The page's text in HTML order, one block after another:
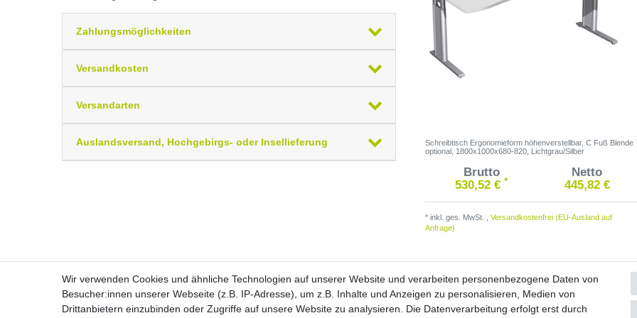
Zahlungsmöglichkeiten
Versandkosten
Versandarten
Auslandsversand, Hochgebirgs- oder Insellieferung
Schreibtisch Ergonomieform höhenverstellbar, C Fuß Blende
optional, 1800x1000x680-820, Lichtgrau/Silber
Brutto
Netto
530,52 €* 445,82 €
*inkl. ges. MwSt. ,Versandkostenfrei (EU-Ausland auf
Anfrage)
Widerrufs­recht Widerrufs­formular Impressum Daten­schutz­erklärung
Wir verwenden Cookies und ähnliche Technologien auf unserer Website und verarbeiten personenbezogene Daten von
Besucher:innen unserer Webseite (z.B. IP-Adresse), um z.B. Inhalte und Anzeigen zu personalisieren, Medien von
Drittanbietern einzubinden oder Zugriffe auf unsere Website zu analysieren. Die Datenverarbeitung erfolgt erst durch